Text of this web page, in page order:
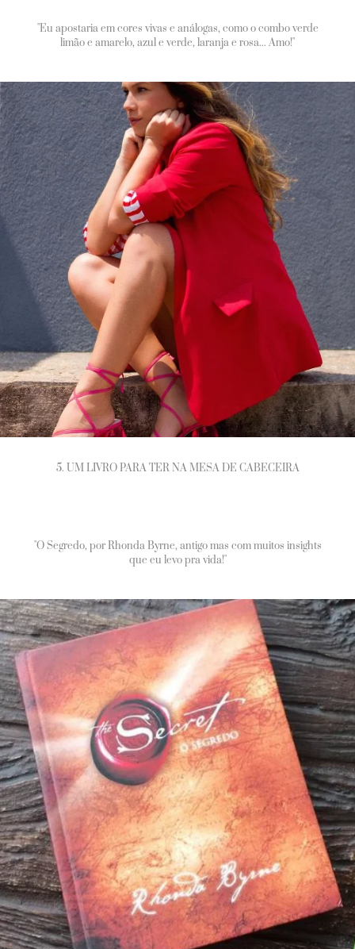
"Eu apostaria em cores vivas e análogas, como o combo verde
limão e amarelo, azul e verde, laranja e rosa... Amo!"
5. UM LIVRO PARA TER NA MESA DE CABECEIRA
"O Segredo, por Rhonda Byrne, antigo mas com muitos insights
que eu levo pra vida!"